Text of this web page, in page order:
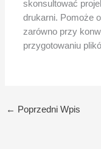
skonsultować
drukarni. Pomoże
zarówno przy
przygotowaniu
← Poprzedni Wpis